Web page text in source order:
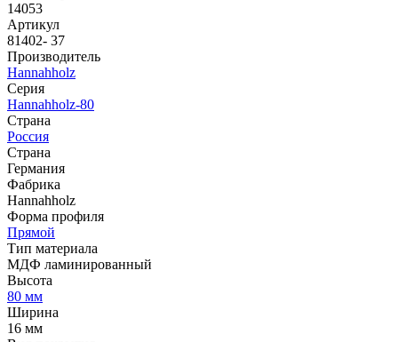
14053
Артикул
81402- 37
Производитель
Hannahholz
Серия
Hannahholz-80
Страна
Россия
Страна
Германия
Фабрика
Hannahholz
Форма профиля
Прямой
Тип материала
МДФ ламинированный
Высота
80 мм
Ширина
16 мм